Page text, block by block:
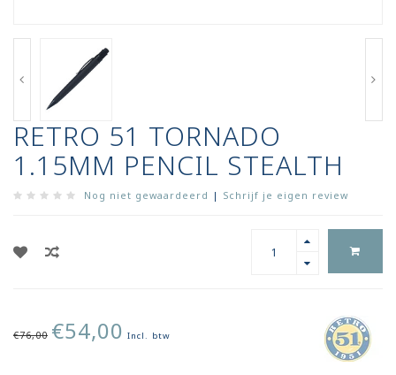
RETRO 51 TORNADO
1.15MM PENCIL STEALTH
Nog niet gewaardeerd | Schrijf je eigen review
€76,00 €54,00 Incl. btw